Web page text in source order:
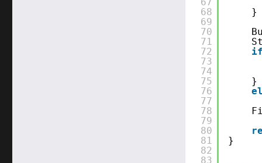
68
69
70
71
72
73
74
75
76
77
78
79
80
81
82
83
}
if
}
}